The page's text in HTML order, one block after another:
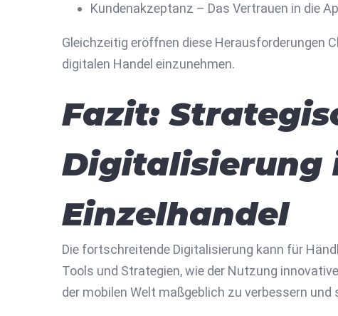
Kundenakzeptanz – Das Vertrauen in die
Gleichzeitig eröffnen diese Herausforderungen
digitalen Handel einzunehmen.
Fazit:
Digitalisierung
Einzelhandel
Die fortschreitende Digitalisierung kann für
Tools und Strategien, wie der Nutzung
der mobilen Welt maßgeblich zu verbessern